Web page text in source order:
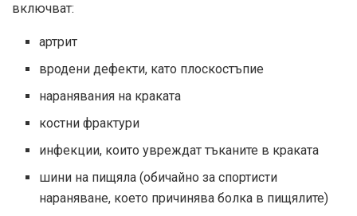
включват:
артрит
вродени дефекти, като плоскостъпие
наранявания на краката
костни фрактури
инфекции, които увреждат тъканите в краката
шини на пищяла (обичайно за спортисти
нараняване, което причинява болка в пищялите)